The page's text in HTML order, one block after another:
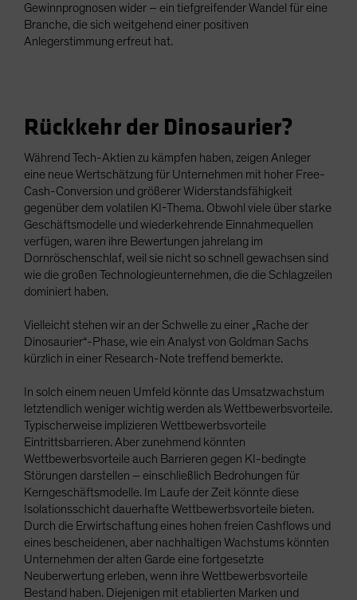
Gewinnprognosen wider – ein tiefgreifender Wandel für eine
Branche, die sich weitgehend einer positiven
Anlegerstimmung erfreut hat.
Rückkehr der Dinosaurier?
Während Tech-Aktien zu kämpfen haben, zeigen Anleger
eine neue Wertschätzung für Unternehmen mit hoher Free-
Cash-Conversion und größerer Widerstandsfähigkeit
gegenüber dem volatilen KI-Thema. Obwohl viele über starke
Geschäftsmodelle und wiederkehrende Einnahmequellen
verfügen, waren ihre Bewertungen jahrelang im
Dornröschenschlaf, weil sie nicht so schnell gewachsen sind
wie die großen Technologieunternehmen, die die Schlagzeilen
dominiert haben.
Vielleicht stehen wir an der Schwelle zu einer „Rache der
Dinosaurier“-Phase, wie ein Analyst von Goldman Sachs
kürzlich in einer Research-Note treffend bemerkte.
In solch einem neuen Umfeld könnte das Umsatzwachstum
letztendlich weniger wichtig werden als Wettbewerbsvorteile.
Typischerweise implizieren Wettbewerbsvorteile
Eintrittsbarrieren. Aber zunehmend könnten
Wettbewerbsvorteile auch Barrieren gegen KI-bedingte
Störungen darstellen – einschließlich Bedrohungen für
Kerngeschäftsmodelle. Im Laufe der Zeit könnte diese
Isolationsschicht dauerhafte Wettbewerbsvorteile bieten.
Durch die Erwirtschaftung eines hohen freien Cashflows und
eines bescheidenen, aber nachhaltigen Wachstums könnten
Unternehmen der alten Garde eine fortgesetzte
Neuberwertung erleben, wenn ihre Wettbewerbsvorteile
Bestand haben. Diejenigen mit etablierten Marken und